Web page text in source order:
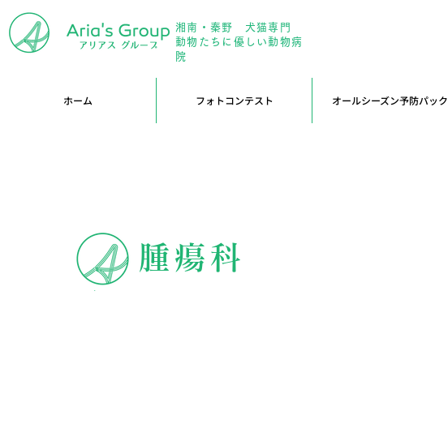
湘南・秦野 犬猫専門
動物たちに優しい動物病
院
ホーム フォトコンテスト オールシーズン予防パック
腫瘍科